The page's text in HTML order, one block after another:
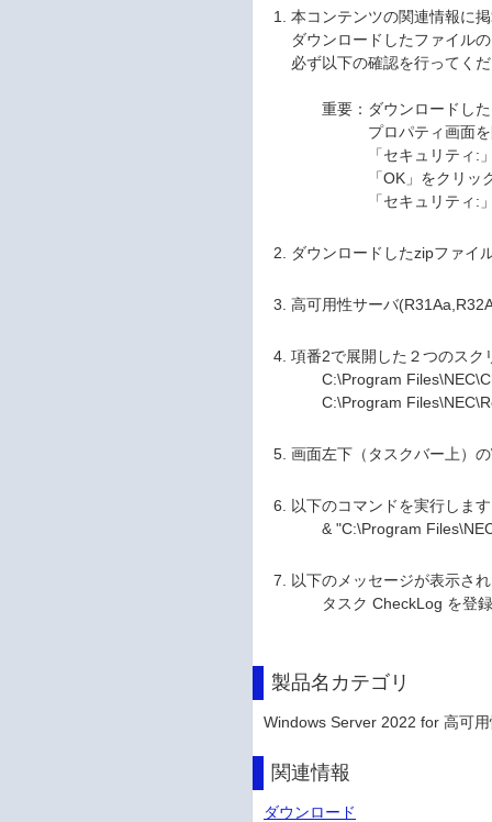
本コンテンツの関連情報に
ダウンロードしたファイル
必ず以下の確認を行ってく
重要：ダウンロードした
プロパティ画面を開
「セキュリティ:」の項
「OK」をクリックし
「セキュリティ:」の項
ダウンロードしたzipファイ
高可用性サーバ
項番2で展開した２つのスク
C:\Program
C:\Program
画面左下（タスクバー上）
以下のコマンドを実行しま
& "C:\Program
以下のメッセージが表示さ
タスク CheckLog を登録
製品名カテゴリ
Windows Server 2022 for 高可
関連情報
ダウンロード